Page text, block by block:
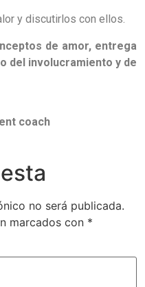
y discutirlos con ellos.
de amor, entrega
del involucramiento y de
coach
no será publicada.
marcados con *